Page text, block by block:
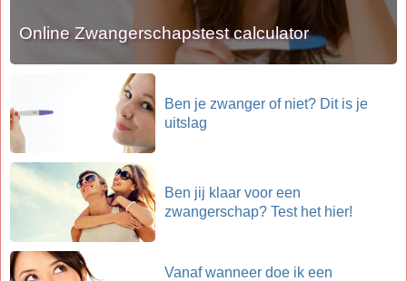
Online Zwangerschapstest calculator
Ben je zwanger of niet? Dit is je
uitslag
Ben jij klaar voor een
zwangerschap? Test het hier!
Vanaf wanneer doe ik een